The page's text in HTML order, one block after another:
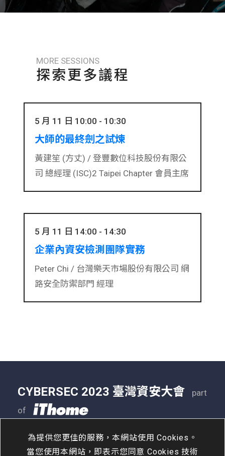
MORE SESSIONS
探索更多議程
5 月 11 日 10:00 - 10:30
大師的最終劍之試煉
黃建笙 (方丈) / 登豐數位科技股份有限公
司 總經理 (ISC)2 Taipei Chapter 會員主席
5 月 11 日 14:00 - 14:30
企業內資安檢測團隊實務
Peter Chi / 台灣樂天市場股份有限公司 網
路安全防禦部門 經理
為提供您更佳的服務，本網站使用 Cookies。
當您使用本網站，即表示您同意 Cookies 技術
CYBERSEC 2023 臺灣資安大會
part
of